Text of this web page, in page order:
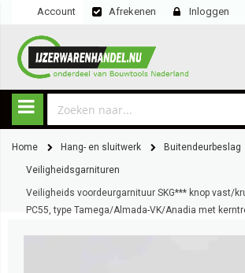
Account Afrekenen Inloggen
Home Hang- en sluitwerk Buitendeurbeslag
Veiligheidsgarnituren
Veiligheids voordeurgarnituur SKG*** knop vast/
PC55, type Tamega/Almada-VK/Anadia met